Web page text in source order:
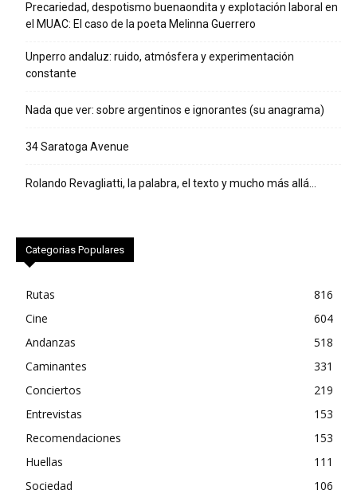
Precariedad, despotismo buenaondita y explotación laboral en
el MUAC: El caso de la poeta Melinna Guerrero
Unperro andaluz: ruido, atmósfera y experimentación
constante
Nada que ver: sobre argentinos e ignorantes (su anagrama)
34 Saratoga Avenue
Rolando Revagliatti, la palabra, el texto y mucho más allá…
Categorias Populares
Rutas
816
Cine
604
Andanzas
518
Caminantes
331
Conciertos
219
Entrevistas
153
Recomendaciones
153
Huellas
111
Sociedad
106